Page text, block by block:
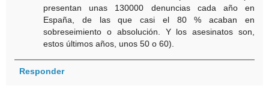
presentan unas 130000 denuncias cada año en
España, de las que casi el 80 % acaban en
sobreseimiento o absolución. Y los asesinatos son,
estos últimos años, unos 50 o 60).
Responder